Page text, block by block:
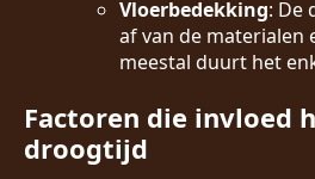
Vloerbedekking: De
af van de materialen
meestal duurt het
Factoren die invloed
droogtijd